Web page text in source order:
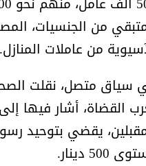
من الجنسيات،
من عاملات المنازل.
سياق متصل، نقلت
القضاة، أشار فيها
يقضي بتوحيد
500 دينار.